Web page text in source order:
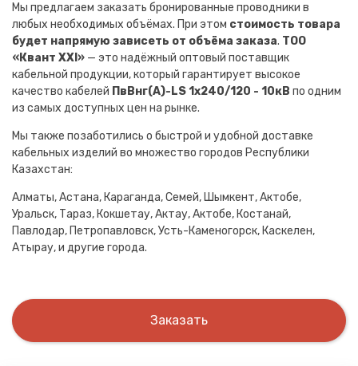
Мы предлагаем заказать бронированные проводники в
любых необходимых объёмах. При этом стоимость товара
будет напрямую зависеть от объёма заказа. ТОО
«Квант XXI» — это надёжный оптовый поставщик
кабельной продукции, который гарантирует высокое
качество кабелей ПвВнг(A)-LS 1х240/120 - 10кВ по одним
из самых доступных цен на рынке.
Мы также позаботились о быстрой и удобной доставке
кабельных изделий во множество городов Республики
Казахстан:
Алматы, Астана, Караганда, Семей, Шымкент, Актобе,
Уральск, Тараз, Кокшетау, Актау, Актобе, Костанай,
Павлодар, Петропавловск, Усть-Каменогорск, Каскелен,
Атырау, и другие города.
Заказать